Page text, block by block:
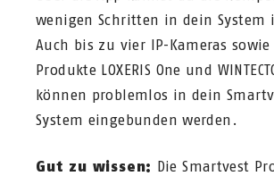
wenigen Schritten in dein System
Auch bis zu vier IP-Kameras sowie
Produkte LOXERIS One und
können problemlos in dein
System eingebunden werden.
Gut zu wissen: Die Smartvest